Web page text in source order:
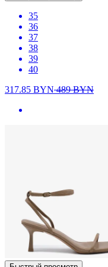
35
36
37
38
39
40
317.85 BYN489BYN